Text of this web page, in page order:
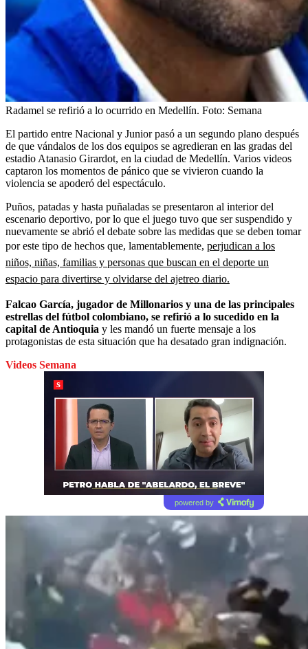
Radamel se refirió a lo ocurrido en Medellín. Foto: Semana
El partido entre Nacional y Junior pasó a un segundo plano después
de que vándalos de los dos equipos se agredieran en las gradas del
estadio Atanasio Girardot, en la ciudad de Medellín. Varios videos
captaron los momentos de pánico que se vivieron cuando la
violencia se apoderó del espectáculo.
Puños, patadas y hasta puñaladas se presentaron al interior del
escenario deportivo, por lo que el juego tuvo que ser suspendido y
nuevamente se abrió el debate sobre las medidas que se deben tomar
por este tipo de hechos que, lamentablemente, perjudican a los
niños, niñas, familias y personas que buscan en el deporte un
espacio para divertirse y olvidarse del ajetreo diario.
Falcao García, jugador de Millonarios y una de las principales
estrellas del fútbol colombiano, se refirió a lo sucedido en la
capital de Antioquia y les mandó un fuerte mensaje a los
protagonistas de esta situación que ha desatado gran indignación.
Videos Semana
powered by